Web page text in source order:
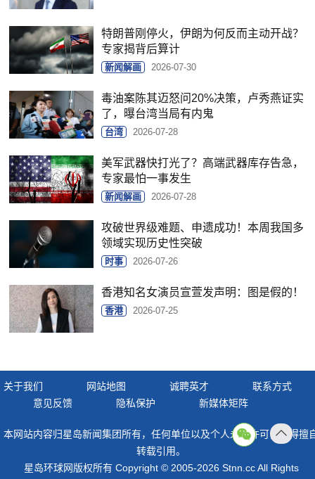
特朗普刚停火，伊朗为何反而主动开战？
专家揭背后算计
新闻解画 2026-07-30
毒油案陈其迈怒问20%决策，卢秀燕证实
了，曝台湾当局有内鬼
台湾 2026-07-28
美军武器快打光了？高端武器库存告急，
专家最怕一事发生
新闻解画 2026-07-28
攻破世界级难题、申遗成功！本周我国多
领域实现历史性突破
时事 2026-07-26
香港知名女演员宣萱发声明：图是假的！
香港 2026-07-25
关于我们 网站地图 诚聘英才
联系方式
意见反馈
隐私保护 新媒体矩阵
本网站内容归星岛新闻集团所有，任何单位以及个人未经许可，不得擅
转载引用。
星岛环球网版权所有 Copyright © 2005-2026 Stnn.cc All Rights
顶部